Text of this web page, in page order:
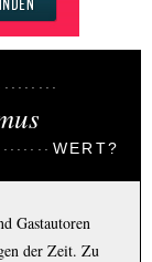
WERT?
Gastautoren
der Zeit. Zu